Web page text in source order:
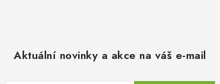
Aktuální novinky a akce na váš e-mail